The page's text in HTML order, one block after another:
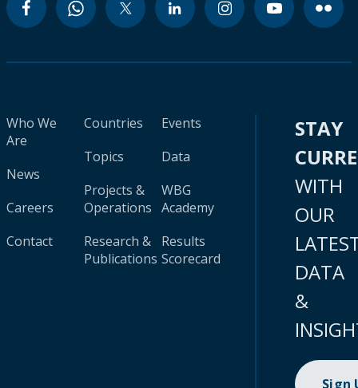
Who We
Are
News
Careers
Contact
Countries
Topics
Projects &
Operations
Research &
Publications
Events
Data
WBG
Academy
Results
Scorecard
STAY
WITH
OUR
DATA
&
Sign